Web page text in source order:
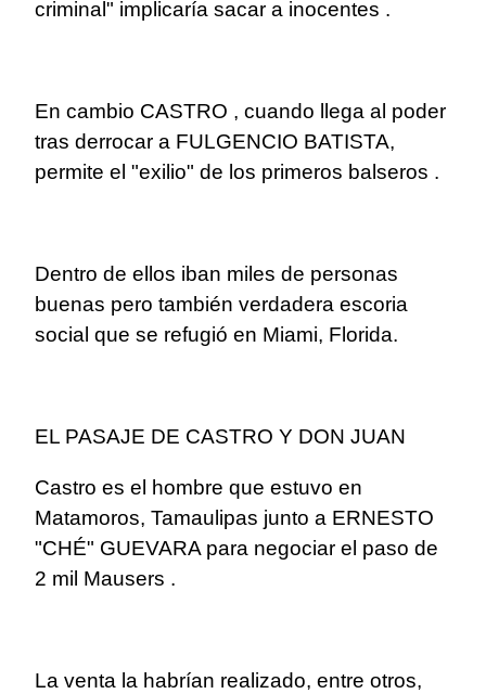
criminal" implicaría sacar a inocentes .
En cambio CASTRO , cuando llega al poder
tras derrocar a FULGENCIO BATISTA,
permite el "exilio" de los primeros balseros .
Dentro de ellos iban miles de personas
buenas pero también verdadera escoria
social que se refugió en Miami, Florida.
EL PASAJE DE CASTRO Y DON JUAN
Castro es el hombre que estuvo en
Matamoros, Tamaulipas junto a ERNESTO
"CHÉ" GUEVARA para negociar el paso de
2 mil Mausers .
La venta la habrían realizado, entre otros,